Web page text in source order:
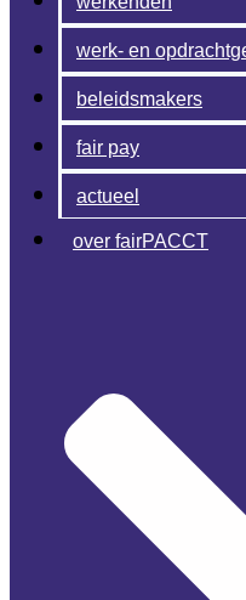
werk- en
beleidsmakers
fair pay
actueel
over fairPACCT